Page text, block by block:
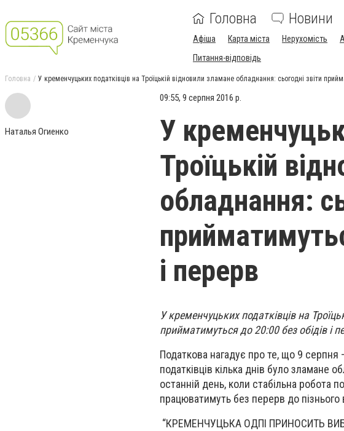
Головна Новини
Афіша Карта міста Нерухомість
Питання-відповідь
Головна У кременчуцьких податківців на Троїцькій відновили зламане обладнання: сьогодні звіти
Наталья Огиенко
09:55, 9 серпня 2016 р.
У
Троїцькій
обладнання:
і перерв
У кременчуцьких податківців на
прийматимуться до 20:00 без обідів і
Податкова нагадує про те, що 9 серпня
податківців кілька днів було зламане
останній день, коли стабільна робота
працюватимуть без перерв до
“КРЕМЕНЧУЦЬКА ОДПІ ПРИНОСИТЬ